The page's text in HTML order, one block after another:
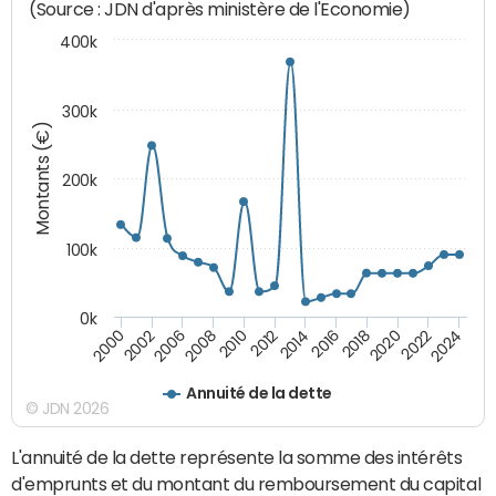
Montants (€)
(Source : JDN d'après ministère de l'Economie)
Annuité de la dette
200020022006200820102012201420162018202020222024
0k
100k
200k
300k
400k
© JDN 2026
L'annuité de la dette représente la somme des intérêts
d'emprunts et du montant du remboursement du capital